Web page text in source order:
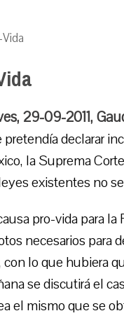
29-09-2011,
declarar
la Suprema
existentes no
pro-vida para
necesarios para
lo que hubiera
se discutirá el
el mismo que se